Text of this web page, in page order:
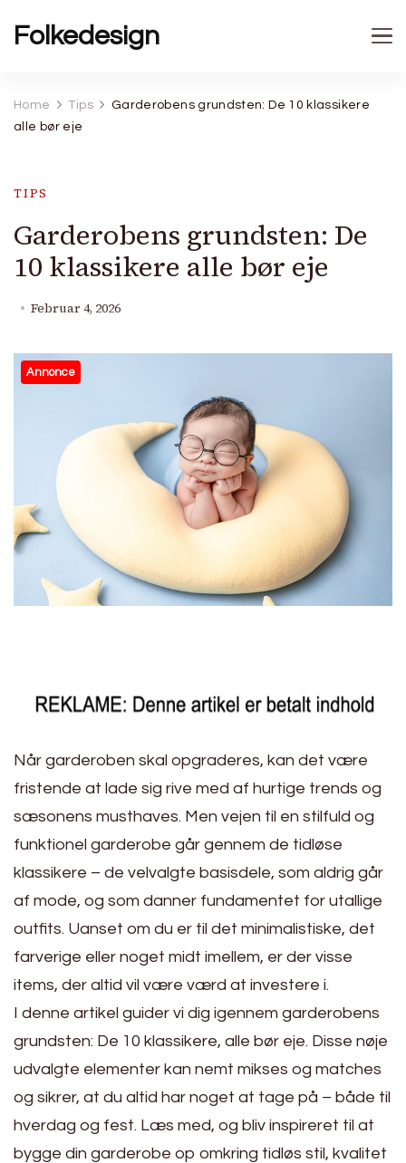
Folkedesign
Home Tips
Garderobens grundsten: De 10 klassikere
alle bør eje
TIPS
Garderobens grundsten: De
10 klassikere alle bør eje
Februar 4, 2026
Annonce
Når garderoben skal opgraderes, kan det være
fristende at lade sig rive med af hurtige trends og
sæsonens musthaves. Men vejen til en stilfuld og
funktionel garderobe går gennem de tidløse
klassikere – de velvalgte basisdele, som aldrig går
af mode, og som danner fundamentet for utallige
outfits. Uanset om du er til det minimalistiske, det
farverige eller noget midt imellem, er der visse
items, der altid vil være værd at investere i.
I denne artikel guider vi dig igennem garderobens
grundsten: De 10 klassikere, alle bør eje. Disse nøje
udvalgte elementer kan nemt mikses og matches
og sikrer, at du altid har noget at tage på – både til
hverdag og fest. Læs med, og bliv inspireret til at
bygge din garderobe op omkring tidløs stil, kvalitet